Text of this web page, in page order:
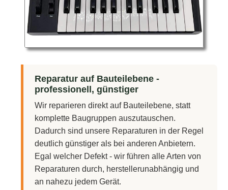
Reparatur auf Bauteilebene -
professionell, günstiger
Wir reparieren direkt auf Bauteilebene, statt
komplette Baugruppen auszutauschen.
Dadurch sind unsere Reparaturen in der Regel
deutlich günstiger als bei anderen Anbietern.
Egal welcher Defekt - wir führen alle Arten von
Reparaturen durch, herstellerunabhängig und
an nahezu jedem Gerät.